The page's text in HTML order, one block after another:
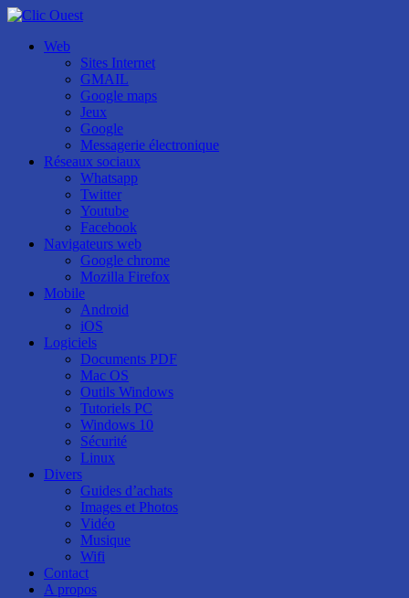
Web
Sites Internet
GMAIL
Google maps
Jeux
Google
Messagerie électronique
Réseaux sociaux
Whatsapp
Twitter
Youtube
Facebook
Navigateurs web
Google chrome
Mozilla Firefox
Mobile
Android
iOS
Logiciels
Documents PDF
Mac OS
Outils Windows
Tutoriels PC
Windows 10
Sécurité
Linux
Divers
Guides d’achats
Images et Photos
Vidéo
Musique
Wifi
Contact
A propos